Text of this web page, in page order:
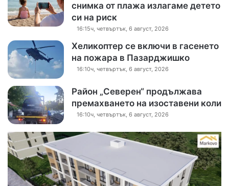
снимка от плажа излагаме детето
си на риск
16:15ч, четвъртък, 6 август, 2026
Хеликоптер се включи в гасенето
на пожара в Пазарджишко
16:10ч, четвъртък, 6 август, 2026
Район „Северен“ продължава
премахването на изоставени коли
16:10ч, четвъртък, 6 август, 2026